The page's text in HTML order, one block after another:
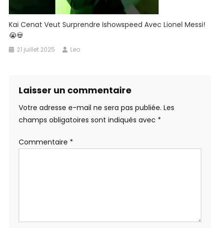
Kai Cenat Veut Surprendre Ishowspeed Avec Lionel Messi!
😭💀
21 juillet 2025 Leo
Laisser un commentaire
Votre adresse e-mail ne sera pas publiée. Les
champs obligatoires sont indiqués avec *
Commentaire *